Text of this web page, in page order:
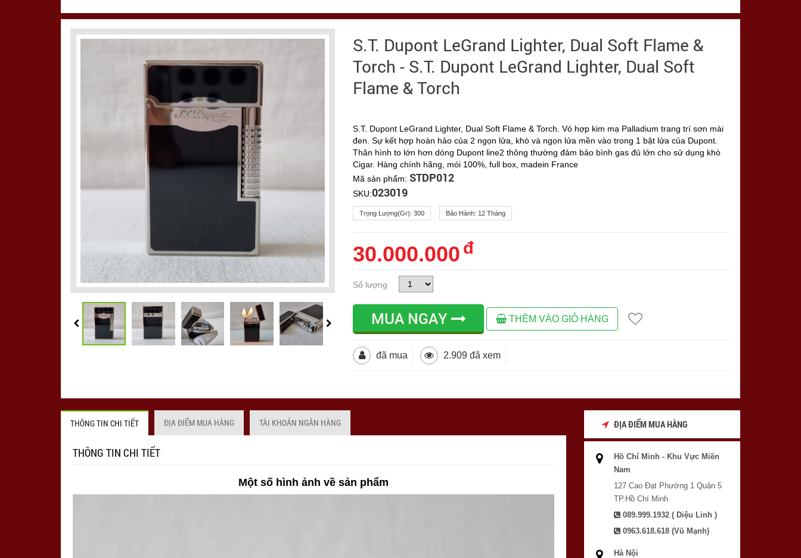
S.T. Dupont LeGrand Lighter, Dual Soft Flame &
Torch - S.T. Dupont LeGrand Lighter, Dual Soft
Flame & Torch
S.T. Dupont LeGrand Lighter, Dual Soft Flame & Torch. Vỏ hợp kim mạ Palladium trang trí sơn mài
đen. Sự kết hợp hoàn hảo của 2 ngọn lửa, khò và ngọn lửa mền vào trong 1 bật lửa của Dupont.
Thân hình to lớn hơn dòng Dupont line2 thông thường đảm bảo bình gas đủ lớn cho sử dụng khò
Cigar. Hàng chính hãng, mói 100%, full box, madein France
Mã sản phẩm:STDP012
SKU:023019
Trọng Lượng(gr):300 Bảo Hành: 12 Tháng
30.000.000 đ
Số lượng
MUA NGAY THÊM VÀO GIỎ HÀNG
đã mua 2.909 đã xem
THÔNG TIN CHI TIẾT ĐỊA ĐIỂM MUA HÀNG TÀI KHOẢN NGÂN HÀNG
THÔNG TIN CHI TIẾT
Một số hình ảnh về sản phẩm
ĐỊA ĐIỂM MUA HÀNG
Hồ Chí Minh - Khu Vực Miền
Nam
127 Cao Đạt Phường 1 Quận 5
TP.Hồ Chí Minh
089.999.1932 ( Diệu Linh )
0963.618.618 (Vũ Mạnh)
Hà Nội